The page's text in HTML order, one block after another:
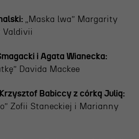
„Maska lwa” Margarity
Valdivii
i Agata Wianecka:
Davida Mackee
Babiccy z córką Julią:
Zofii Staneckiej i Marianny